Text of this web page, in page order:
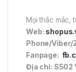
Mọi thắc mắc,
Web:
Phone/Viber/
Fanpage:
Địa chỉ: S502